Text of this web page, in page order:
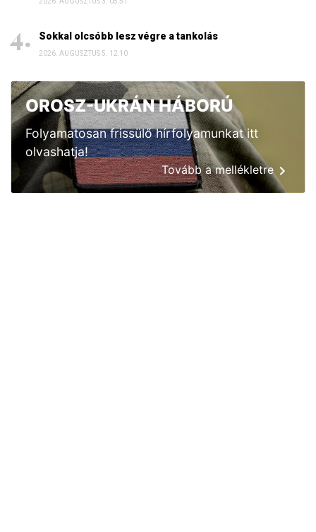
Sokkal olcsóbb lesz végre a tankolás
2026. AUGUSZTUS 5. 12:10
OROSZ-UKRÁN HÁBORÚ
Folyamatosan frissülő hírfolyamunkat itt
olvashatja!
Tovább a mellékletre